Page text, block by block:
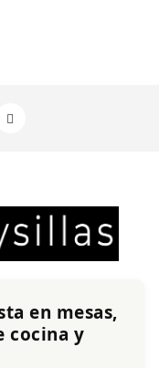
en mesas,
cocina y